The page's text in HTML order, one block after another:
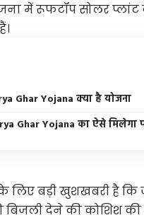
में रूफटॉप सोलर
Ghar Yojana क्या है योजना
Ghar Yojana का ऐसे मिलेगा
लिए बड़ी खुशखबरी है कि
देने की कोशिश की